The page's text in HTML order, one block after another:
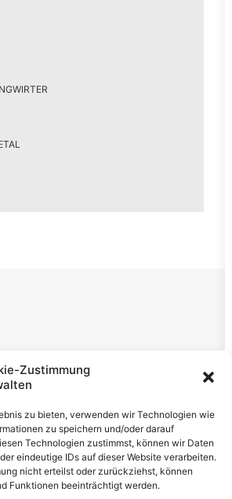
Zustimmung
zu bieten, verwenden wir Technologien wie
zu speichern und/oder darauf
Technologien zustimmst, können wir Daten
eindeutige IDs auf dieser Website verarbeiten.
nicht erteilst oder zurückziehst, können
Funktionen beeinträchtigt werden.
(EU)